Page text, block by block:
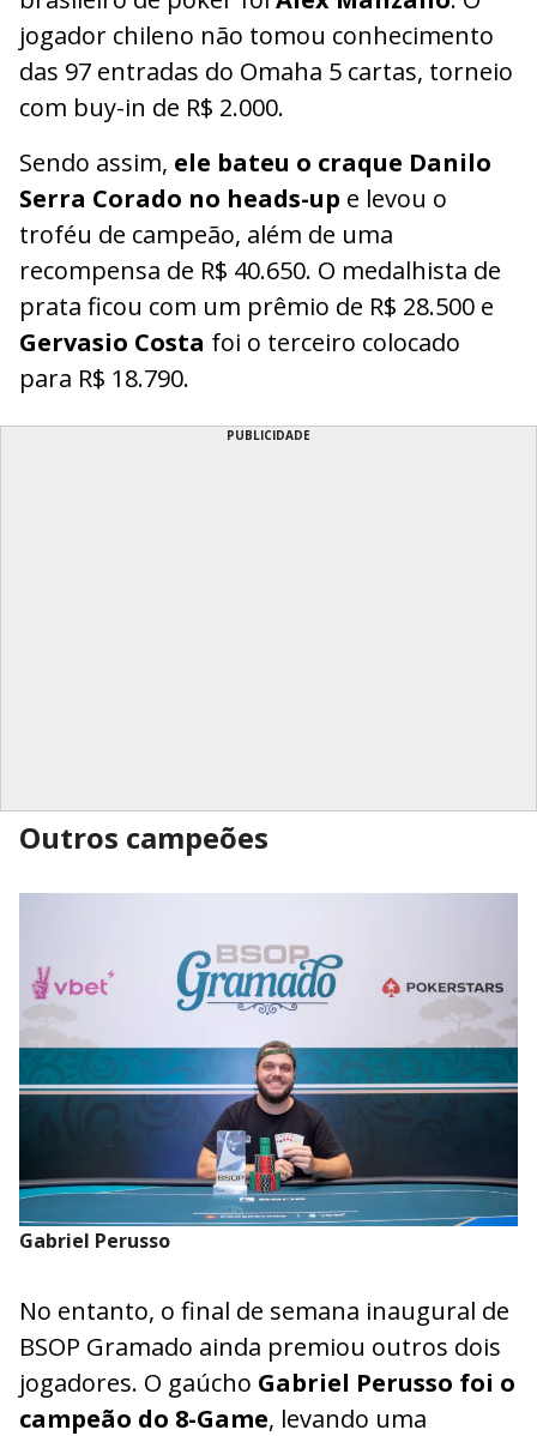
jogador chileno não tomou conhecimento
das 97 entradas do Omaha 5 cartas, torneio
com buy-in de R$ 2.000.
Sendo assim, ele bateu o craque Danilo
Serra Corado no heads-up e levou o
troféu de campeão, além de uma
recompensa de R$ 40.650. O medalhista de
prata ficou com um prêmio de R$ 28.500 e
Gervasio Costa foi o terceiro colocado
para R$ 18.790.
PUBLICIDADE
Outros campeões
Gabriel Perusso
No entanto, o final de semana inaugural de
BSOP Gramado ainda premiou outros dois
jogadores. O gaúcho Gabriel Perusso foi o
campeão do 8-Game, levando uma